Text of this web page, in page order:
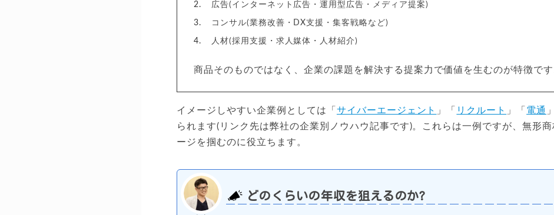
広告(インターネット広告・運用型広告・メディア提案)
コンサル(業務改善・DX支援・集客戦略など)
人材(採用支援・求人媒体・人材紹介)
商品そのものではなく、企業の課題を解決する提案力で価値を生むのが特徴です
イメージしやすい企業例としては「 サイバーエージェント 」「 リクルート 」「 電通
られます(リンク先は弊社の企業別ノウハウ記事です)。これらは一例ですが、無形商
ージを掴むのに役立ちます。
どのくらいの年収を狙えるのか?